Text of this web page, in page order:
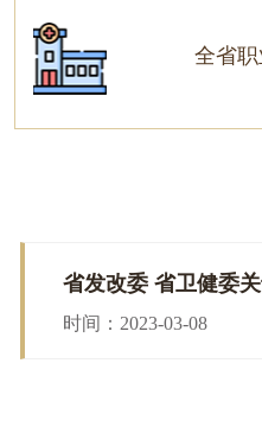
全省
时间：2023-03-08